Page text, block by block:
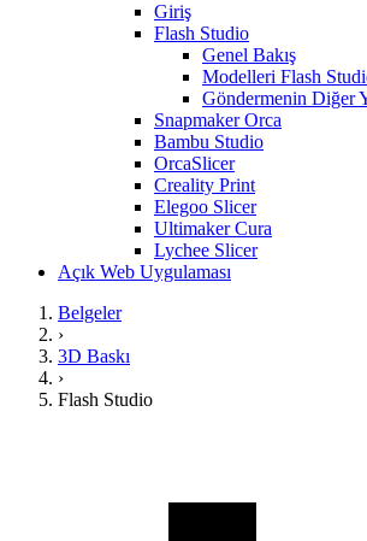
Giriş
Flash Studio
Genel Bakış
Modelleri Flash
Göndermenin Diğer
Snapmaker Orca
Bambu Studio
OrcaSlicer
Creality Print
Elegoo Slicer
Ultimaker Cura
Lychee Slicer
Açık Web Uygulaması
Belgeler
›
3D Baskı
›
Flash Studio